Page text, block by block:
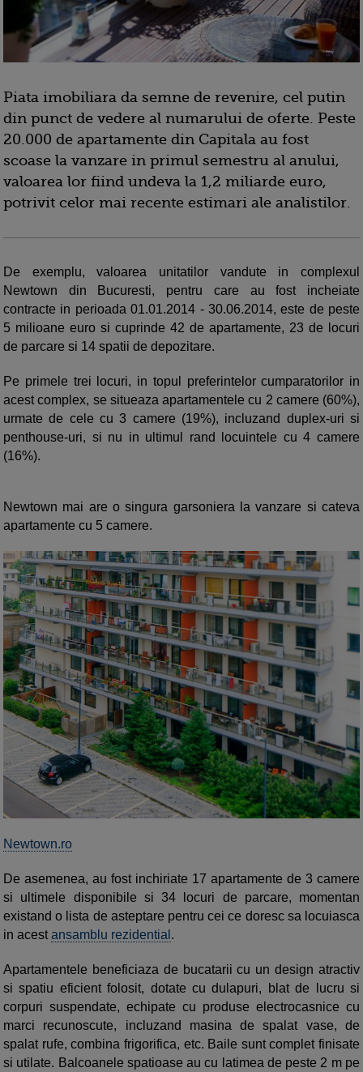
Piata imobiliara da semne de revenire, cel putin
din punct de vedere al numarului de oferte. Peste
20.000 de apartamente din Capitala au fost
scoase la vanzare in primul semestru al anului,
valoarea lor fiind undeva la 1,2 miliarde euro,
potrivit celor mai recente estimari ale analistilor.
De exemplu, valoarea unitatilor vandute in complexul
Newtown din Bucuresti, pentru care au fost incheiate
contracte in perioada 01.01.2014 - 30.06.2014, este de peste
5 milioane euro si cuprinde 42 de apartamente, 23 de locuri
de parcare si 14 spatii de depozitare.
Pe primele trei locuri, in topul preferintelor cumparatorilor in
acest complex, se situeaza apartamentele cu 2 camere (60%),
urmate de cele cu 3 camere (19%), incluzand duplex-uri si
penthouse-uri, si nu in ultimul rand locuintele cu 4 camere
(16%).
Newtown mai are o singura garsoniera la vanzare si cateva
apartamente cu 5 camere.
Newtown.ro
De asemenea, au fost inchiriate 17 apartamente de 3 camere
si ultimele disponibile si 34 locuri de parcare, momentan
existand o lista de asteptare pentru cei ce doresc sa locuiasca
in acestansamblu rezidential .
Apartamentele beneficiaza de bucatarii cu un design atractiv
si spatiu eficient folosit, dotate cu dulapuri, blat de lucru si
corpuri suspendate, echipate cu produse electrocasnice cu
marci recunoscute, incluzand masina de spalat vase, de
spalat rufe, combina frigorifica, etc. Baile sunt complet finisate
si utilate. Balcoanele spatioase au cu latimea de peste 2 m pe